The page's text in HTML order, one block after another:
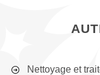
Nettoyage et